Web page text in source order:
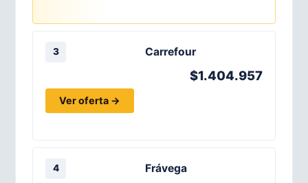
3 Carrefour
$1.404.957
Ver oferta →
4 Frávega